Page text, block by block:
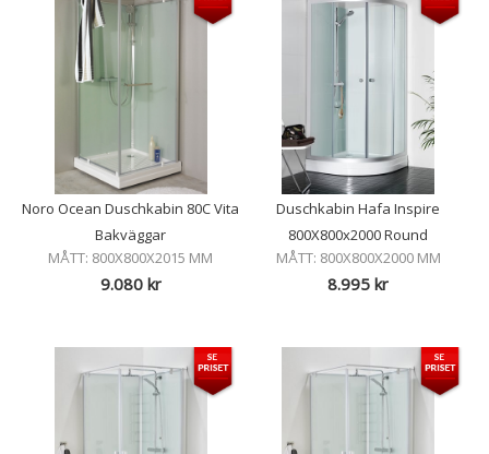
Noro Ocean Duschkabin 80C Vita
Bakväggar
MÅTT: 800X800X2015 MM
9.080kr
Duschkabin Hafa Inspire
800X800x2000 Round
MÅTT: 800X800X2000 MM
8.995 kr